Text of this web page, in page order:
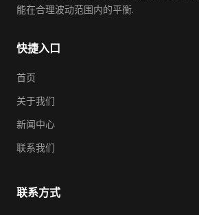
能在合理波动范围内的平衡.
快捷入口
首页
关于我们
新闻中心
联系我们
联系方式